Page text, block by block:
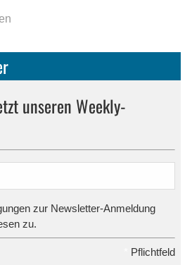
unseren Weekly-
zur Newsletter-Anmeldung
zu.
Pflichtfeld